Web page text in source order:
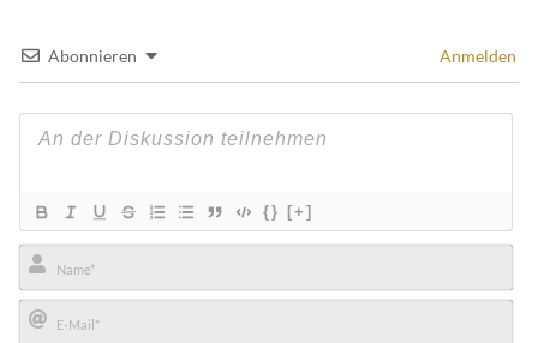
Abonnieren Anmelden
{} [+]
Name*